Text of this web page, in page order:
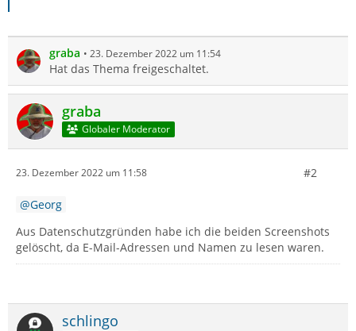
graba 23. Dezember 2022 um 11:54
Hat das Thema freigeschaltet.
graba
Globaler Moderator
23. Dezember 2022 um 11:58 #2
Georg
Aus Datenschutzgründen habe ich die beiden Screenshots
gelöscht, da E-Mail-Adressen und Namen zu lesen waren.
schlingo